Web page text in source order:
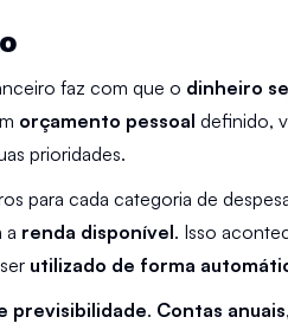
faz com que o dinheiro
orçamento pessoal definido,
prioridades.
a renda disponível. Isso
utilizado de forma
previsibilidade. Contas anuais,